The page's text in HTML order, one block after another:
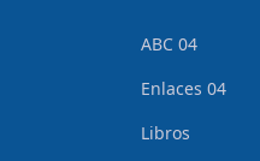
ABC 04
Enlaces 04
Libros